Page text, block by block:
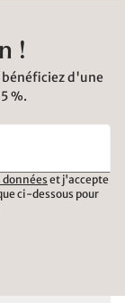
!
d'une
%.
et j'accepte
ci-dessous pour